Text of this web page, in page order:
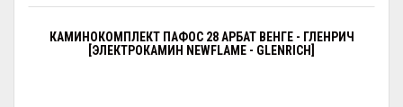
КАМИНОКОМПЛЕКТ ПАФОС 28 АРБАТ ВЕНГЕ - ГЛЕНРИЧ
[ЭЛЕКТРОКАМИН NEWFLAME - GLENRICH]